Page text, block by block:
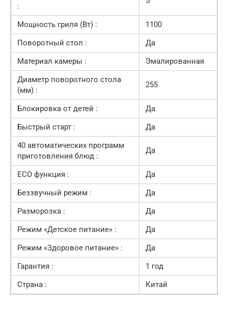
:
Мощность гриля (Вт) :
1100
Поворотный стол :
Да
Материал камеры :
Эмалированная
Диаметр поворотного стола
(мм) :
255
Блокировка от детей :
Да
Быстрый старт :
Да
40 автоматических программ
приготовления блюд :
Да
ECO функция :
Да
Беззвучный режим :
Да
Разморозка :
Да
Режим «Детское питание» :
Да
Режим «Здоровое питание» :
Да
Гарантия :
1 год
Страна :
Китай